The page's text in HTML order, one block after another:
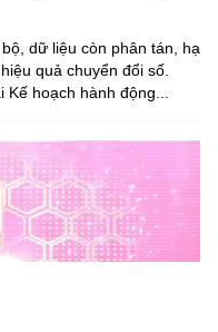
dữ liệu còn phân tán, hạ
quả chuyển đổi số.
hoạch hành động...